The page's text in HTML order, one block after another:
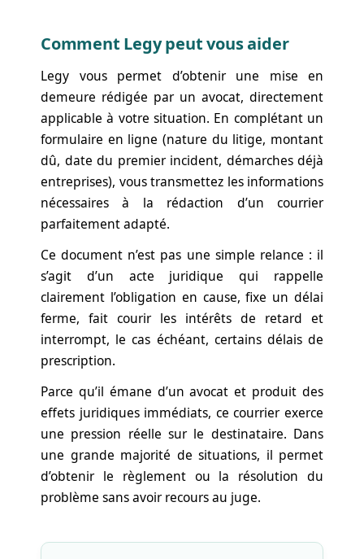
Comment Legy peut vous aider
Legy vous permet d’obtenir une mise en
demeure rédigée par un avocat, directement
applicable à votre situation. En complétant un
formulaire en ligne (nature du litige, montant
dû, date du premier incident, démarches déjà
entreprises), vous transmettez les informations
nécessaires à la rédaction d’un courrier
parfaitement adapté.
Ce document n’est pas une simple relance : il
s’agit d’un acte juridique qui rappelle
clairement l’obligation en cause, fixe un délai
ferme, fait courir les intérêts de retard et
interrompt, le cas échéant, certains délais de
prescription.
Parce qu’il émane d’un avocat et produit des
effets juridiques immédiats, ce courrier exerce
une pression réelle sur le destinataire. Dans
une grande majorité de situations, il permet
d’obtenir le règlement ou la résolution du
problème sans avoir recours au juge.